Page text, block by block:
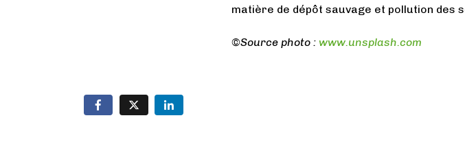
matière de dépôt sauvage et pollution des
©Source photo : www.unsplash.com